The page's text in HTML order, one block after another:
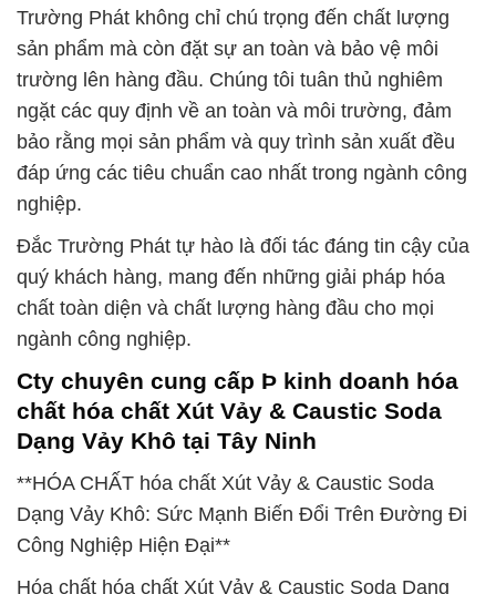
Trường Phát không chỉ chú trọng đến chất lượng
sản phẩm mà còn đặt sự an toàn và bảo vệ môi
trường lên hàng đầu. Chúng tôi tuân thủ nghiêm
ngặt các quy định về an toàn và môi trường, đảm
bảo rằng mọi sản phẩm và quy trình sản xuất đều
đáp ứng các tiêu chuẩn cao nhất trong ngành công
nghiệp.
Đắc Trường Phát tự hào là đối tác đáng tin cậy của
quý khách hàng, mang đến những giải pháp hóa
chất toàn diện và chất lượng hàng đầu cho mọi
ngành công nghiệp.
Cty chuyên cung cấp Þ kinh doanh hóa
chất hóa chất Xút Vảy & Caustic Soda
Dạng Vảy Khô tại Tây Ninh
**HÓA CHẤT hóa chất Xút Vảy & Caustic Soda
Dạng Vảy Khô: Sức Mạnh Biến Đổi Trên Đường Đi
Công Nghiệp Hiện Đại**
Hóa chất hóa chất Xút Vảy & Caustic Soda Dạng